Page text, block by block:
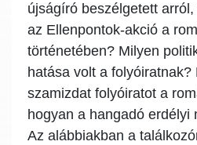
újságíró beszélgetett
az Ellenpontok-akció a
történetében? Milyen
hatása volt a
szamizdat folyóiratot a
hogyan a hangadó erdélyi
Az alábbiakban a